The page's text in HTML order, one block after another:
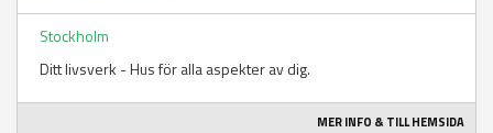
Stockholm
Ditt livsverk - Hus för alla aspekter av dig.
MER INFO & TILL HEMSIDA